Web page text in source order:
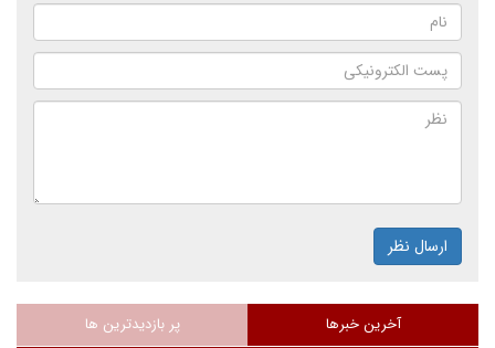
ارسال نظر
آخرین خبرها پر بازدیدترین ها